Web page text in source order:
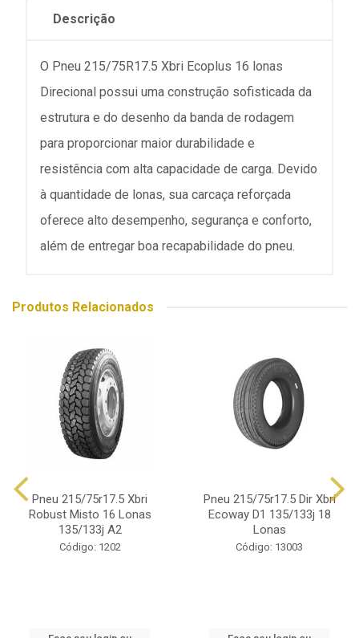
Descrição
O Pneu 215/75R17.5 Xbri Ecoplus 16 lonas
Direcional possui uma construção sofisticada da
estrutura e do desenho da banda de rodagem
para proporcionar maior durabilidade e
resistência com alta capacidade de carga. Devido
à quantidade de lonas, sua carcaça reforçada
oferece alto desempenho, segurança e conforto,
além de entregar boa recapabilidade do pneu.
Produtos Relacionados
Pneu 215/75r17.5 Xbri
Robust Misto 16 Lonas
135/133j A2
Código: 1202
Pneu 215/75r17.5 Dir Xbri
Ecoway D1 135/133j 18
Lonas
Código: 13003